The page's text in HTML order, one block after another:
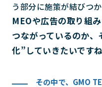
う部分に施策が結びつ
MEOや広告の取り組
つながっているのか
化”していきたいですね
その中で、GMO